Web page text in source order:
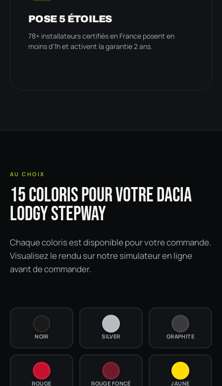
POSE 5 ÉTOILES
78+ installateurs certifiés en France posent en
moins d'1h et activent la garantie 2 ans.
AU CHOIX
15 COLORIS POUR VOTRE DACIA
LODGY STEPWAY
Chaque coloris est disponible pour votre commande.
Visualisez le rendu sur notre simulateur en ligne
avant de commander.
NOIR SILVER GRAPHITE
ROUGE ROUGE FONCÉ JAUNE